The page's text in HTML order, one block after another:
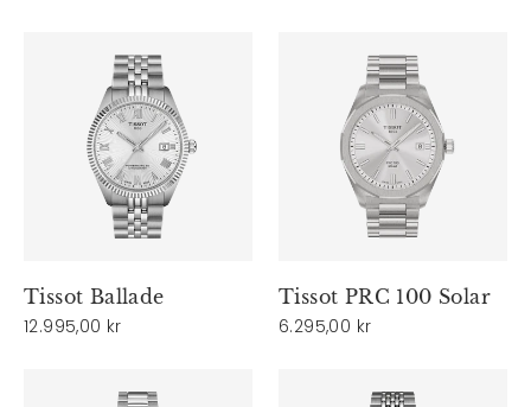
Tissot Ballade
12.995,00 kr
Tissot PRC 100 Solar
6.295,00 kr